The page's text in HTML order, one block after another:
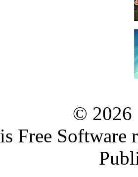
© 2026
is Free Software